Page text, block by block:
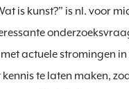
is kunst?” is nl. voor
actuele stromingen in
te laten maken,